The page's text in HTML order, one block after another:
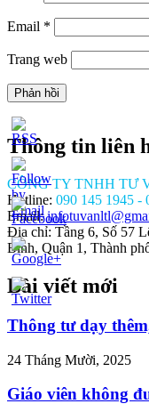
Email *
Trang web
dang-
Thông tin liên
CÔNG TY TNHH TƯ
Hotline: 090 145 1945 -
Email:
Địa chỉ: Tầng 6, Số 57
Bình, Quận 1, Thành
Bài viết mới
Thông tư dạy
24 Tháng Mười, 2025
Giáo viên không